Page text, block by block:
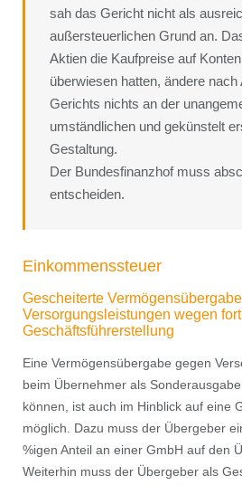
sah das Gericht nicht als
außersteuerlichen Grund an.
Aktien die Kaufpreise auf
überwiesen hatten, ändere
Gerichts nichts an der
umständlichen und gekünstelt
Gestaltung.
Der Bundesfinanzhof muss
entscheiden.
Einkommenssteuer
Gescheiterte
Versorgungsleistungen wegen
Geschäftsführerstellung
Eine Vermögensübergabe gegen
beim Übernehmer als
können, ist auch im Hinblick auf eine
möglich. Dazu muss der Übergeber
%igen Anteil an einer GmbH auf den
Weiterhin muss der Übergeber als